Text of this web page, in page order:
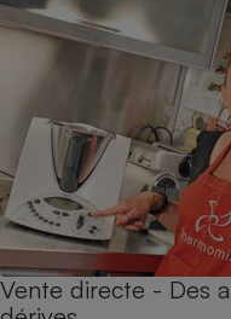
Vente directe - Des